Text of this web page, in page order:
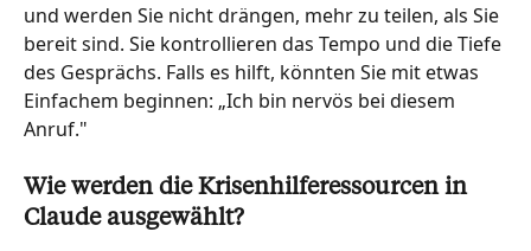
und werden Sie nicht drängen, mehr zu teilen, als Sie
bereit sind. Sie kontrollieren das Tempo und die Tiefe
des Gesprächs. Falls es hilft, könnten Sie mit etwas
Einfachem beginnen: „Ich bin nervös bei diesem
Anruf."
Wie werden die Krisenhilferessourcen in
Claude ausgewählt?